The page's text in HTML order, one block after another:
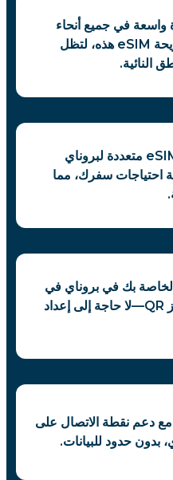
واسعة في جميع أنحاء
بروناي باستخدام شريحة eSIM هذه، لتظل
النائية.
اختر من بين باقات eSIM متعددة لبروناي
احتياجات سفرك، مما
فعّل شريحة eSIM الخاصة بك في بروناي في
ثوانٍ بمجرد مسح رمز QR—لا حاجة إلى إعداد
دعم نقطة الاتصال على